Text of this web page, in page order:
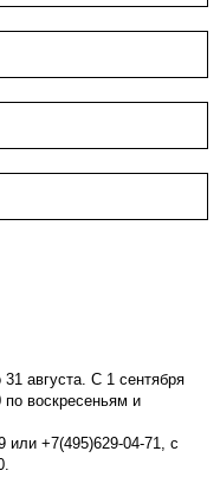
августа. С 1 сентября
по воскресеньям и
или +7(495)629-04-71, с